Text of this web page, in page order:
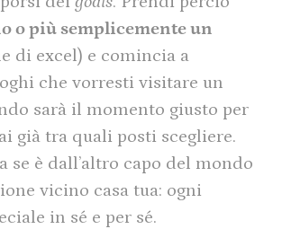
o più semplicemente un
di excel) e comincia a
che vorresti visitare un
sarà il momento giusto per
già tra quali posti scegliere.
se è dall’altro capo del mondo
vicino casa tua: ogni
in sé e per sé.